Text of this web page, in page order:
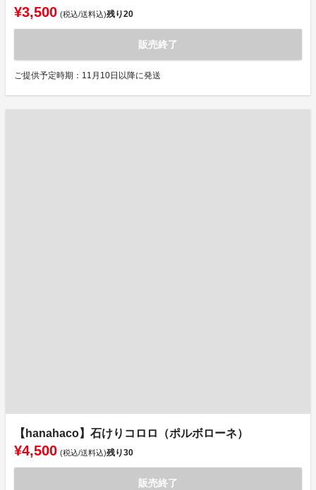
¥3,500 (税込/送料込)残り20
販売終了
ご提供予定時期：11月10日以降に発送
【hanahaco】石けりコロロ（ポルボローネ）
¥4,500 (税込/送料込)残り30
販売終了